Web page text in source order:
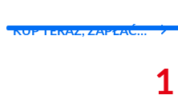
KUP TERAZ, ZAPŁAĆ